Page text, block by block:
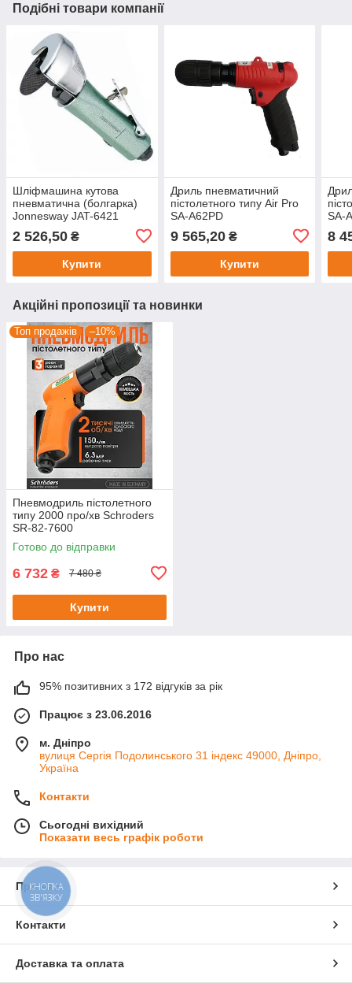
Подібні товари компанії
Шліфмашина кутова
пневматична (болгарка)
Jonnesway JAT-6421
2 526,50 ₴
Купити
Дриль пневматичний
пістолетного типу Air Pro
SA-A62PD
9 565,20₴
Купити
SA-
8
Акційні пропозиції та новинки
Топ продажів –10%
Пневмодриль пістолетного
типу 2000 про/хв Schroders
SR-82-7600
Готово до відправки
6 732 ₴ 7 480 ₴
Купити
Про нас
95% позитивних з 172 відгуків за рік
Працює з 23.06.2016
м. Дніпро
вулиця Сергія Подолинського 31 індекс 49000, Дніпро,
Україна
Контакти
Сьогодні вихідний
Показати весь графік роботи
Про нас
Контакти
Доставка та оплата
КНОПКА
ЗВ'ЯЗКУ